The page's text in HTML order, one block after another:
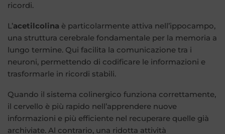
ricordi.
L’acetilcolina è particolarmente attiva nell’ippocampo,
una struttura cerebrale fondamentale per la memoria a
lungo termine. Qui facilita la comunicazione tra i
neuroni, permettendo di codificare le informazioni e
trasformarle in ricordi stabili.
Quando il sistema colinergico funziona correttamente,
il cervello è più rapido nell’apprendere nuove
informazioni e più efficiente nel recuperare quelle già
archiviate. Al contrario, una ridotta attività